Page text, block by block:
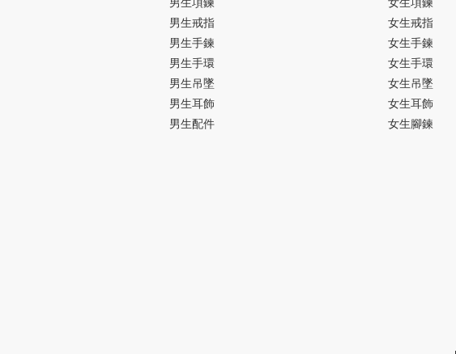
男生戒指
男生手鍊
男生手環
男生吊墜
男生耳飾
男生配件
女生戒指
女生手鍊
女生手環
女生吊墜
女生耳飾
女生腳鍊